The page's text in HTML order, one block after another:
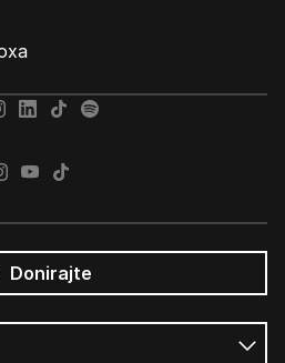
Donirajte